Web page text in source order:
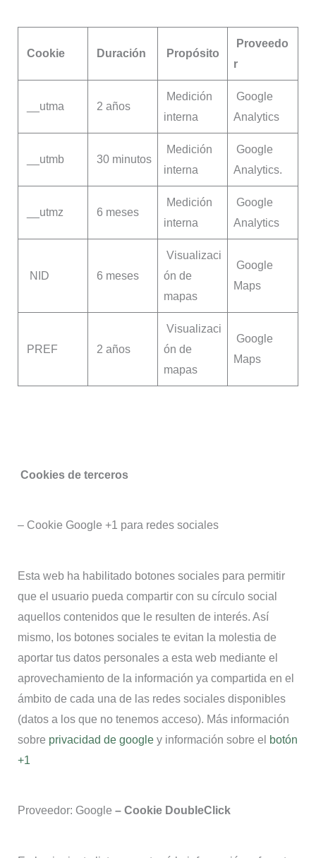
Cookie Duración Propósito
Proveedo
r
__utma 2 años
Medición
interna
Google
Analytics
__utmb 30 minutos
Medición
interna
Google
Analytics.
__utmz 6 meses
Medición
interna
Google
Analytics
NID 6 meses
Visualizaci
ón de
mapas
Google
Maps
PREF 2 años
Visualizaci
ón de
mapas
Google
Maps
Cookies de terceros
– Cookie Google +1 para redes sociales
Esta web ha habilitado botones sociales para permitir
que el usuario pueda compartir con su círculo social
aquellos contenidos que le resulten de interés. Así
mismo, los botones sociales te evitan la molestia de
aportar tus datos personales a esta web mediante el
aprovechamiento de la información ya compartida en el
ámbito de cada una de las redes sociales disponibles
(datos a los que no tenemos acceso). Más información
sobre privacidad de googley información sobre el
botón
+1
Proveedor: Google – Cookie DoubleClick